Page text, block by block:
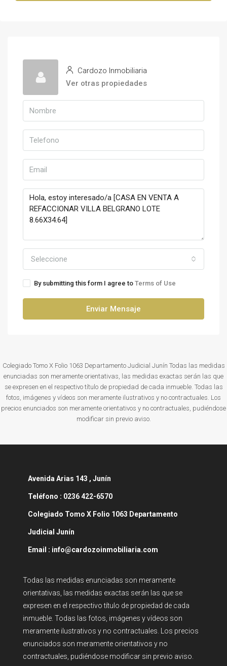
Cardozo Inmobiliaria
Ver otras propiedades
Seleccione
By submitting this form I agree to Terms of Use
Enviar Mensaje
Colegiado Tomo X Folio 1063 Departamento Judicial Junín Todas las medidas
enunciadas son meramente orientativas, las medidas exactas serán las que
se expresen en el respectivo título de propiedad de cada inmueble. Todas las
fotos, imágenes y vídeos son meramente ilustrativos y no contractuales. Los
precios enunciados son meramente orientativos y no contractuales, pudiéndose
modificar sin previo aviso.
Avenida Arias 143 , Junín
Teléfono : 0236 422-6570
Colegiado Tomo X Folio 1063 Departamento
Judicial Junín
Email : info@cardozoinmobiliaria.com
Todas las medidas enunciadas son meramente
orientativas, las medidas exactas serán las que se
expresen en el respectivo título de propiedad de cada
inmueble. Todas las fotos, imágenes y vídeos son
meramente ilustrativos y no contractuales. Los precios
enunciados son meramente orientativos y no
contractuales, pudiéndose modificar sin previo aviso.